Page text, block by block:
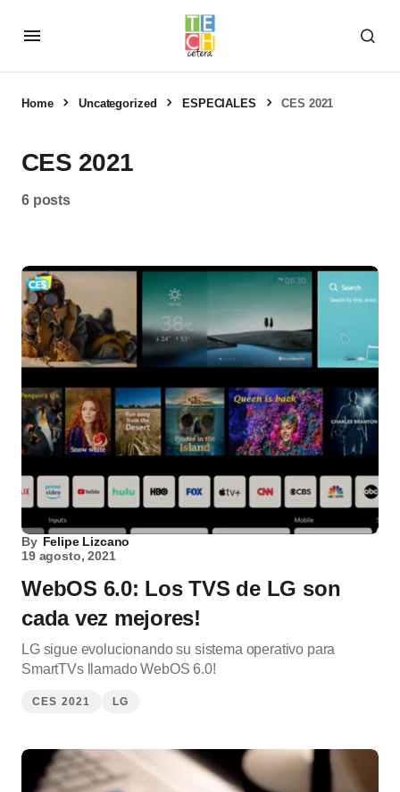
Home Uncategorized ESPECIALES CES 2021
CES 2021
6 posts
By Felipe Lizcano
19 agosto, 2021
WebOS 6.0: Los TVS de LG son
cada vez mejores!
LG sigue evolucionando su sistema operativo para
SmartTVs llamado WebOS 6.0!
CES 2021 LG